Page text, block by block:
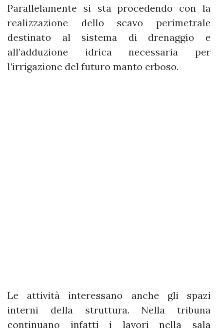
Parallelamente si sta procedendo con la
realizzazione dello scavo perimetrale
destinato al sistema di drenaggio e
all’adduzione idrica necessaria per
l’irrigazione del futuro manto erboso.
Le attività interessano anche gli spazi
interni della struttura. Nella tribuna
continuano infatti i lavori nella sala